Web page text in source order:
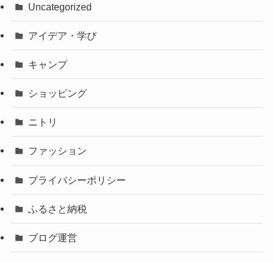
Uncategorized
アイデア・学び
キャンプ
ショッピング
ニトリ
ファッション
プライバシーポリシー
ふるさと納税
ブログ運営